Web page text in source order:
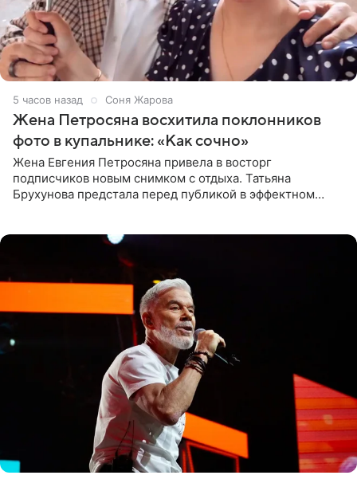
5 часов назад Соня Жарова
Жена Петросяна восхитила поклонников
фото в купальнике: «Как сочно»
Жена Евгения Петросяна привела в восторг
подписчиков новым снимком с отдыха. Татьяна
Брухунова предстала перед публикой в эффектном